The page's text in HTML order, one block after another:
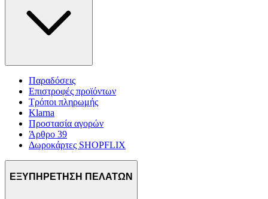
Παραδόσεις
Επιστροφές προϊόντων
Τρόποι πληρωμής
Klarna
Προστασία αγορών
Άρθρο 39
Δωροκάρτες SHOPFLIX
ΕΞΥΠΗΡΕΤΗΣΗ ΠΕΛΑΤΩΝ